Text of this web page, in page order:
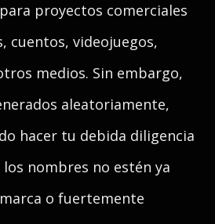
proyectos comerciales
cuentos, videojuegos,
medios. Sin embargo,
aleatoriamente,
hacer tu debida diligencia
nombres no estén ya
o fuertemente